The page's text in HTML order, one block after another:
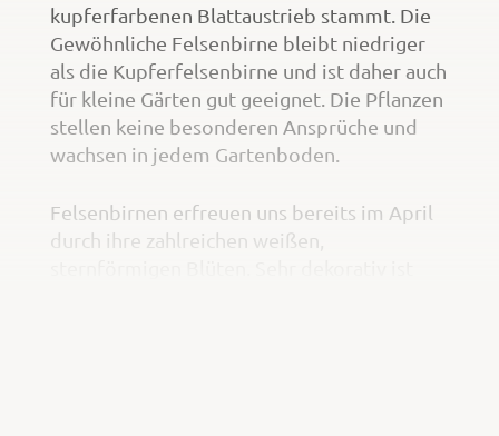
kupferfarbenen Blattaustrieb stammt. Die
Gewöhnliche Felsenbirne bleibt niedriger
als die Kupferfelsenbirne und ist daher auch
für kleine Gärten gut geeignet. Die Pflanzen
stellen keine besonderen Ansprüche und
wachsen in jedem Gartenboden.
Felsenbirnen erfreuen uns bereits im April
durch ihre zahlreichen weißen,